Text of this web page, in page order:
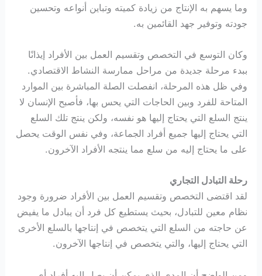
وما يسهم به الإنتاج من زيادة كميته وتباين أنواعه وتحسين
جودته وتوفير جهد القائمين به.
وكان التوسع في التخصص وتقسيم العمل بين الأفراد إيذانًا
ببدء مرحلة جديدة من مراحل ممارسة النشاط الاقتصادي.
وفي ظل هذه المرحلة، انفصلت الصلة المباشرة بين الموارد
المتاحة للفرد وبين الحاجات التي يحس بها، فأصبح الإنسان لا
ينتج السلع التي يحتاج إليها هو نفسه، ولكن ينتج تلك السلع
التي يحتاج إليها جميع أفراد الجماعة، وفي نفس الوقت يحصل
على ما يحتاج إليه من سلع مما ينتجه الأفراد الآخرون.
رحلة التبادل التجاري
لقد اقتضى التخصص وتقسيم العمل بين الأفراد ضرورة وجود
نظام معين للتبادل، بحيث يستطيع كل فرد أن يبادل ما يفيض
عن حاجته من السلع التي يتخصص في إنتاجها بالسلع الأخرى
التي يحتاج إليها، والتي يتخصص في إنتاجها الآخرون.